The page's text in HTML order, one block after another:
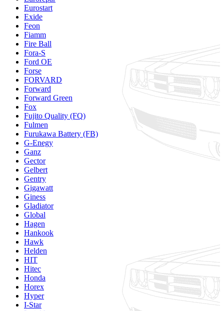
Eurostart
Exide
Feon
Fiamm
Fire Ball
Fora-S
Ford OE
Forse
FORVARD
Forward
Forward Green
Fox
Fujito Quality (FQ)
Fulmen
Furukawa Battery (FB)
G-Enegy
Ganz
Gector
Gelbert
Gentry
Gigawatt
Giness
Gladiator
Global
Hagen
Hankook
Hawk
Helden
HIT
Hitec
Honda
Horex
Hyper
I-Star